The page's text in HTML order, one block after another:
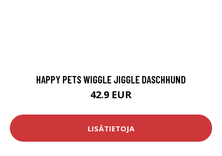
HAPPY PETS WIGGLE JIGGLE DASCHHUND
42.9 EUR
LISÄTIETOJA